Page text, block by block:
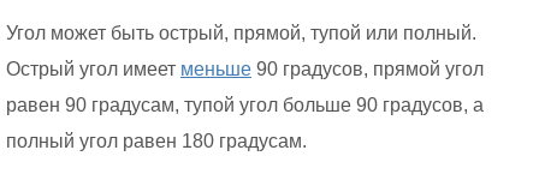
Угол может быть острый, прямой, тупой или полный.
Острый угол имеет меньше 90 градусов, прямой угол
равен 90 градусам, тупой угол больше 90 градусов, а
полный угол равен 180 градусам.